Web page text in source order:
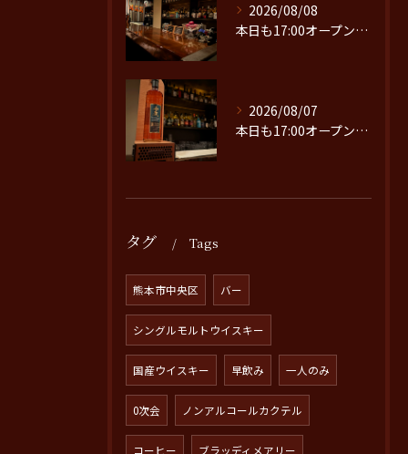
2026/08/08
本日も17:00オープンです。
2026/08/07
本日も17:00オープンです。
タグ Tags
熊本市中央区 バー
シングルモルトウイスキー
国産ウイスキー 早飲み 一人のみ
0次会 ノンアルコールカクテル
コーヒー ブラッディメアリー